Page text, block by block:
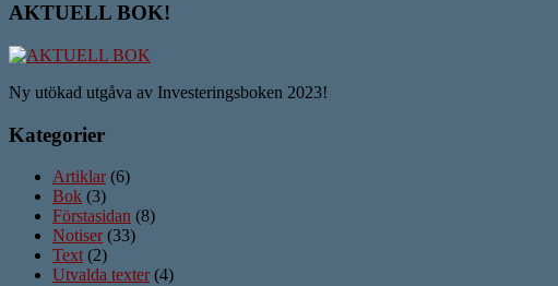
AKTUELL BOK!
Ny utökad utgåva av Investeringsboken 2023!
Kategorier
Artiklar(6)
Bok (3)
Förstasidan (8)
Notiser(33)
Text (2)
Utvalda texter(4)